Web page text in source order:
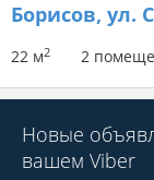
Борисов, ул.
22 м2 2
Новые
вашем Viber